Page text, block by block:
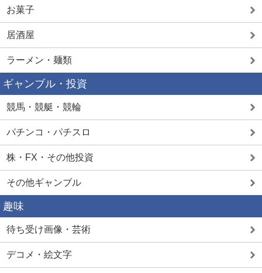
お菓子
居酒屋
ラーメン・麺類
ギャンブル・投資
競馬・競艇・競輪
パチンコ・パチスロ
株・FX・その他投資
その他ギャンブル
趣味
待ち受け画像・芸術
デコメ・絵文字